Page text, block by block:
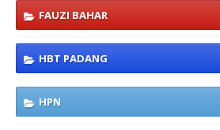
FAUZI BAHAR
HBT PADANG
HPN